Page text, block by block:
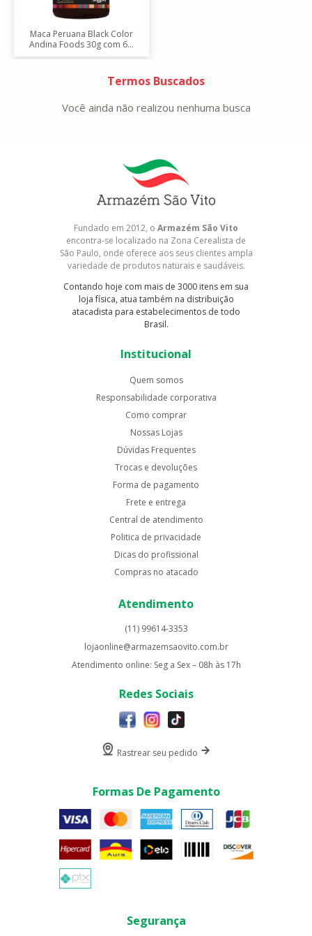
Maca Peruana Black Color
Andina Foods 30g com 6...
Termos Buscados
Você ainda não realizou nenhuma busca
Fundado em 2012, o Armazém São Vito
encontra-se localizado na Zona Cerealista de
São Paulo, onde oferece aos seus clientes ampla
variedade de produtos naturais e saudáveis.
Contando hoje com mais de 3000 itens em sua
loja física, atua também na distribuição
atacadista para estabelecimentos de todo
Brasil.
Institucional
Quem somos
Responsabilidade corporativa
Como comprar
Nossas Lojas
Dúvidas Frequentes
Trocas e devoluções
Forma de pagamento
Frete e entrega
Central de atendimento
Politica de privacidade
Dicas do profissional
Compras no atacado
Atendimento
(11) 99614-3353
lojaonline@armazemsaovito.com.br
Atendimento online: Seg a Sex – 08h às 17h
Redes Sociais
Rastrear seu pedido
Formas De Pagamento
Segurança